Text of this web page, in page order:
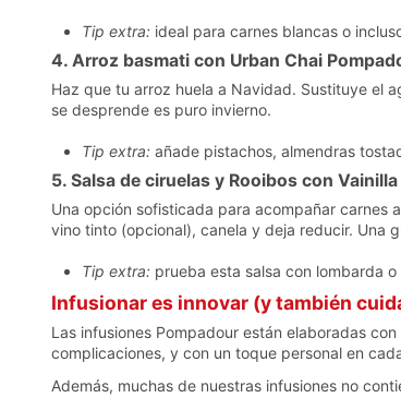
Tip extra: ideal para carnes blancas o
4. Arroz basmati con Urban Chai
Haz que tu arroz huela a Navidad. Sustituye el
se desprende es puro invierno.
Tip extra: añade pistachos, almendras
5. Salsa de ciruelas y Rooibos con Vainilla
Una opción sofisticada para acompañar carnes
vino tinto (opcional), canela y deja reducir. Una
Tip extra: prueba esta salsa con lombarda
Infusionar es innovar (y también
Las infusiones Pompadour están elaboradas
complicaciones, y con un toque personal en
Además, muchas de nuestras infusiones no